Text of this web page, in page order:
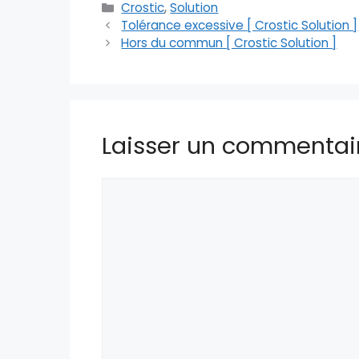
Catégories
Crostic,Solution
Tolérance excessive [ Crostic Solution ]
Hors du commun [ Crostic Solution ]
Laisser un